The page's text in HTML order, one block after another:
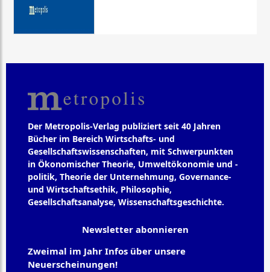
Der Metropolis-Verlag publiziert seit 40 Jahren
Bücher im Bereich Wirtschafts- und
Gesellschaftswissenschaften, mit Schwerpunkten
in Ökonomischer Theorie, Umweltökonomie und -
politik, Theorie der Unternehmung, Governance-
und Wirtschaftsethik, Philosophie,
Gesellschaftsanalyse, Wissenschaftsgeschichte.
Newsletter abonnieren
Zweimal im Jahr Infos über unsere
Neuerscheinungen!